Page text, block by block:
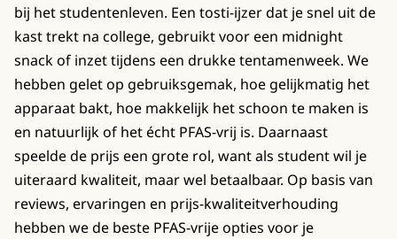
bij het studentenleven. Een tosti-ijzer dat je snel uit de
kast trekt na college, gebruikt voor een midnight
snack of inzet tijdens een drukke tentamenweek. We
hebben gelet op gebruiksgemak, hoe gelijkmatig het
apparaat bakt, hoe makkelijk het schoon te maken is
en natuurlijk of het écht PFAS-vrij is. Daarnaast
speelde de prijs een grote rol, want als student wil je
uiteraard kwaliteit, maar wel betaalbaar. Op basis van
reviews, ervaringen en prijs-kwaliteitverhouding
hebben we de beste PFAS-vrije opties voor je